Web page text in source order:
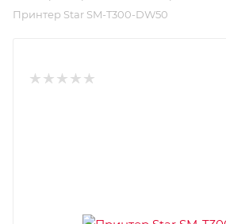
Принтер Star SM-T300-DW50